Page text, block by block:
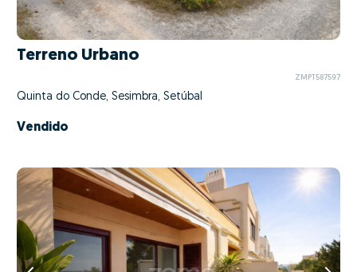
Terreno Urbano
ZMPT587597
Quinta do Conde, Sesimbra, Setúbal
Vendido